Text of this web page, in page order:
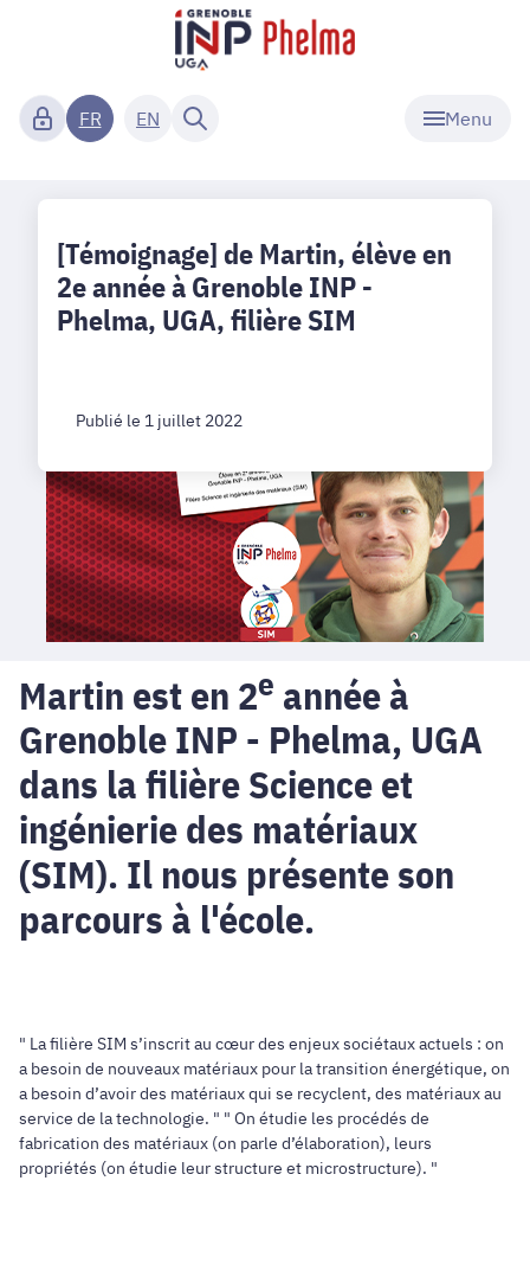
Menu
FR EN
[Témoignage] de Martin, élève en
2e année à Grenoble INP -
Phelma, UGA, filière SIM
Publié le 1 juillet 2022
Martin est en 2e année à
Grenoble INP - Phelma, UGA
dans la filière Science et
ingénierie des matériaux
(SIM). Il nous présente son
parcours à l'école.
" La filière SIM s’inscrit au cœur des enjeux sociétaux actuels : on
a besoin de nouveaux matériaux pour la transition énergétique, on
a besoin d’avoir des matériaux qui se recyclent, des matériaux au
service de la technologie. " " On étudie les procédés de
fabrication des matériaux (on parle d’élaboration), leurs
propriétés (on étudie leur structure et microstructure). "